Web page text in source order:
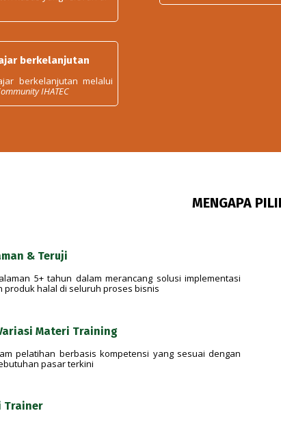
berkelanjutan
berkelanjutan melalui
IHATEC
MENGAPA
& Teruji
5+ tahun dalam merancang solusi implementasi
produk halal di seluruh proses bisnis
Materi Training
pelatihan berbasis kompetensi yang sesuai dengan
pasar terkini
Trainer